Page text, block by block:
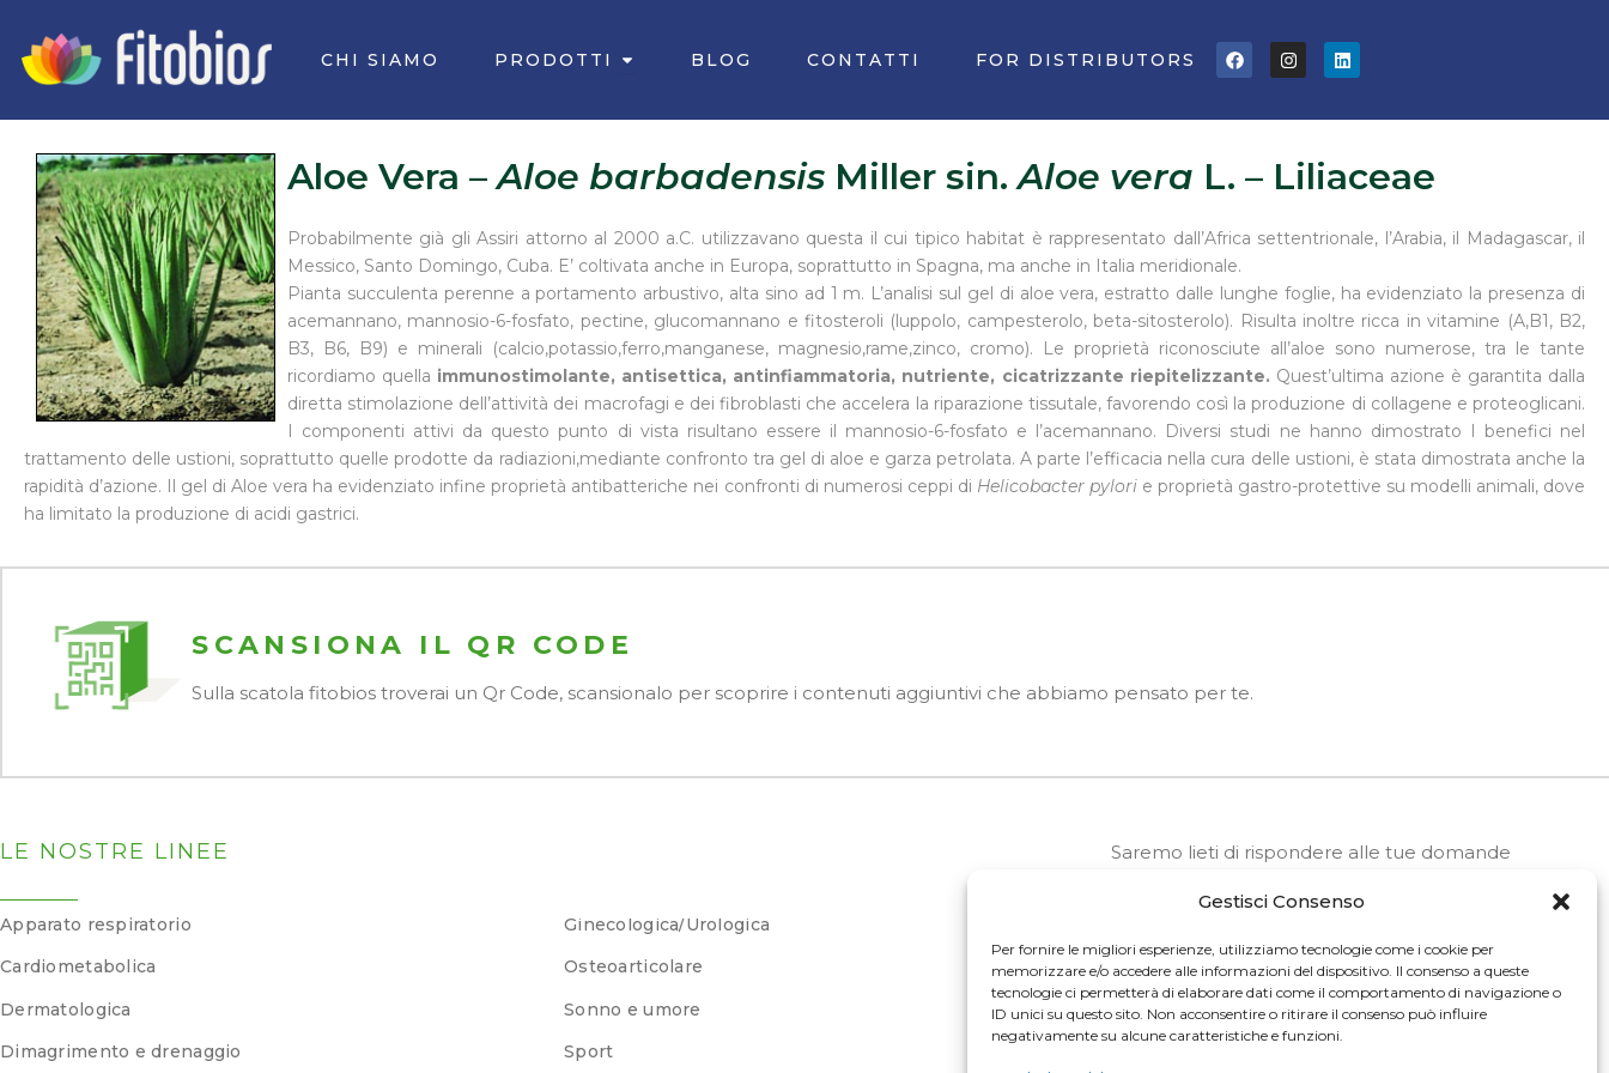
Gestisci Consenso
Per fornire le migliori esperienze, utilizziamo tecnologie come i cookie per
memorizzare e/o accedere alle informazioni del dispositivo. Il consenso a queste
tecnologie ci permetterà di elaborare dati come il comportamento di navigazione o
ID unici su questo sito. Non acconsentire o ritirare il consenso può influire
negativamente su alcune caratteristiche e funzioni.
contenuto
CHI SIAMO PRODOTTI Apri PRODOTTI
BLOG CONTATTI FOR DISTRIBUTORS FacebookInstagramLinkedin
Aloe Vera –Aloe barbadensis Miller sin.Aloe vera L. – Liliaceae
Probabilmente già gli Assiri attorno al 2000 a.C. utilizzavano questa il cui tipico habitat è rappresentato dall’Africa settentrionale, l’Arabia, il Madagascar, il
Messico, Santo Domingo, Cuba. E’ coltivata anche in Europa, soprattutto in Spagna, ma anche in Italia meridionale.
Pianta succulenta perenne a portamento arbustivo, alta sino ad 1 m. L’analisi sul gel di aloe vera, estratto dalle lunghe foglie, ha evidenziato la presenza di
acemannano, mannosio-6-fosfato, pectine, glucomannano e fitosteroli (luppolo, campesterolo, beta-sitosterolo). Risulta inoltre ricca in vitamine (A,B1, B2,
B3, B6, B9) e minerali (calcio,potassio,ferro,manganese, magnesio,rame,zinco, cromo). Le proprietà riconosciute all’aloe sono numerose, tra le tante
ricordiamo quella immunostimolante, antisettica, antinfiammatoria, nutriente, cicatrizzante riepitelizzante. Quest’ultima azione è garantita dalla
diretta stimolazione dell’attività dei macrofagi e dei fibroblasti che accelera la riparazione tissutale, favorendo così la produzione di collagene e proteoglicani.
I componenti attivi da questo punto di vista risultano essere il mannosio-6-fosfato e l’acemannano. Diversi studi ne hanno dimostrato I benefici nel
trattamento delle ustioni, soprattutto quelle prodotte da radiazioni,mediante confronto tra gel di aloe e garza petrolata. A parte l’efficacia nella cura delle ustioni, è stata dimostrata anche la
rapidità d’azione. Il gel di Aloe vera ha evidenziato infine proprietà antibatteriche nei confronti di numerosi ceppi di Helicobacter pylorie proprietà gastro-protettive su modelli animali, dove
ha limitato la produzione di acidi gastrici.
SCANSIONA IL QR CODE
Sulla scatola fitobios troverai un Qr Code, scansionalo per scoprire i contenuti aggiuntivi che abbiamo pensato per te.
LE NOSTRE LINEE
Apparato respiratorio
Cardiometabolica
Dermatologica
Dimagrimento e drenaggio
Ginecologica/Urologica
Osteoarticolare
Sonno e umore
Sport
Saremo lieti di rispondere alle tue domande
LAVORA CON NOI